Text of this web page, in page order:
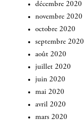
décembre 2020
novembre 2020
octobre 2020
septembre 2020
août 2020
juillet 2020
juin 2020
mai 2020
avril 2020
mars 2020